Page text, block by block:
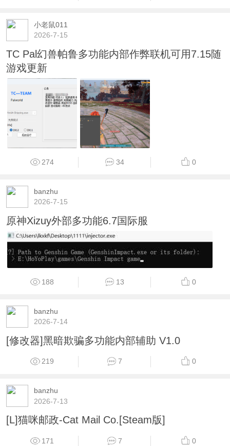
小老鼠011
2026-7-15
TC Pal幻兽帕鲁多功能内部作弊联机可用7.15随
游戏更新
274 34 0
banzhu
2026-7-15
原神Xizuy外部多功能6.7国际服
188 13 0
banzhu
2026-7-14
[修改器]黑暗欺骗多功能内部辅助 V1.0
219 7 0
banzhu
2026-7-13
[L]猫咪邮政-Cat Mail Co.[Steam版]
171 7 0